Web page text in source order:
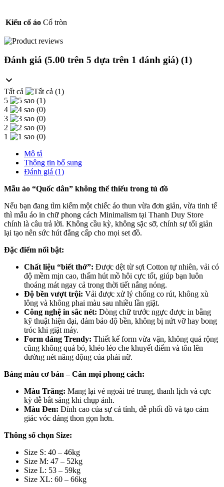
Kiểu cổ áo Cổ tròn
Đánh giá (5.00 trên 5 dựa trên 1 đánh giá) (1)
Tất cả
(1)
5
(1)
4
(0)
3
(0)
2
(0)
1
(0)
Mô tả
Thông tin bổ sung
Đánh giá (1)
Mẫu áo “Quốc dân” không thể thiếu trong tủ đồ
Nếu bạn đang tìm kiếm một chiếc áo thun vừa đơn giản, vừa tinh tế
thì mẫu áo in chữ phong cách Minimalism tại Thanh Duy Store
chính là câu trả lời. Không cầu kỳ, không sặc sỡ, chính sự tối giản
lại tạo nên sức hút đẳng cấp cho mọi set đồ.
Đặc điểm nổi bật:
Chất liệu “biết thở”: Được dệt từ sợi Cotton tự nhiên, vải có
độ mềm mịn cao, thấm hút mồ hôi cực tốt, giúp bạn luôn
thoáng mát ngay cả trong thời tiết nắng nóng.
Độ bền vượt trội: Vải được xử lý chống co rút, không xù
lông và không phai màu sau nhiều lần giặt.
Công nghệ in sắc nét: Dòng chữ trước ngực được in bằng
kỹ thuật hiện đại, đảm bảo độ bền, không bị nứt vỡ hay bong
tróc khi giặt máy.
Form dáng Trendy: Thiết kế form vừa vặn, không quá rộng
cũng không quá bó, khéo léo che khuyết điểm và tôn lên
đường nét năng động của phái nữ.
Bảng màu cơ bản – Cân mọi phong cách:
Màu Trắng: Mang lại vẻ ngoài trẻ trung, thanh lịch và cực
kỳ dễ bắt sáng khi chụp ảnh.
Màu Đen: Đỉnh cao của sự cá tính, dễ phối đồ và tạo cảm
giác vóc dáng thon gọn hơn.
Thông số chọn Size:
Size S: 40 – 46kg
Size M: 47 – 52kg
Size L: 53 – 59kg
Size XL: 60 – 66kg